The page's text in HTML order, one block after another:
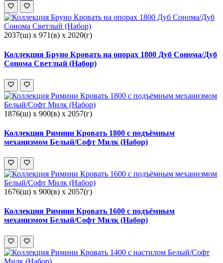
2037(ш) x 971(в) x 2020(г)
Коллекция Бруно Кровать на опорах 1800 Дуб Сонома/Дуб
Сонома Светлый (Набор)
1876(ш) x 900(в) x 2057(г)
Коллекция Римини Кровать 1800 с подъёмным
механизмом Белый/Софт Милк (Набор)
1676(ш) x 900(в) x 2057(г)
Коллекция Римини Кровать 1600 с подъёмным
механизмом Белый/Софт Милк (Набор)